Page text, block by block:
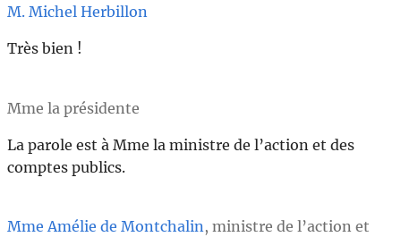
M. Michel Herbillon
Très bien !
Mme la présidente
La parole est à Mme la ministre de l’action et des
comptes publics.
Mme Amélie de Montchalin, ministre de l’action et